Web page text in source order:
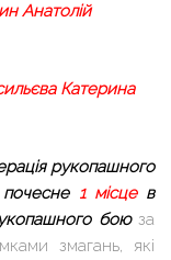
Анатолій
Катерина
рукопашного
1 місце в
боюза
змагань, які